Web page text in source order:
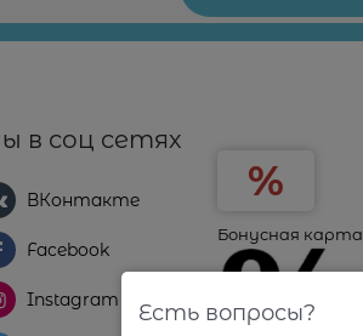
в соц сетях
ВКонтакте
Facebook
Instagram
Бонусная карта
Есть вопросы?